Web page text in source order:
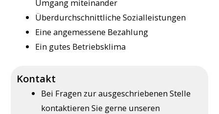
Umgang miteinander
Überdurchschnittliche Sozialleistungen
Eine angemessene Bezahlung
Ein gutes Betriebsklima
Kontakt
Bei Fragen zur ausgeschriebenen Stelle
kontaktieren Sie gerne unseren